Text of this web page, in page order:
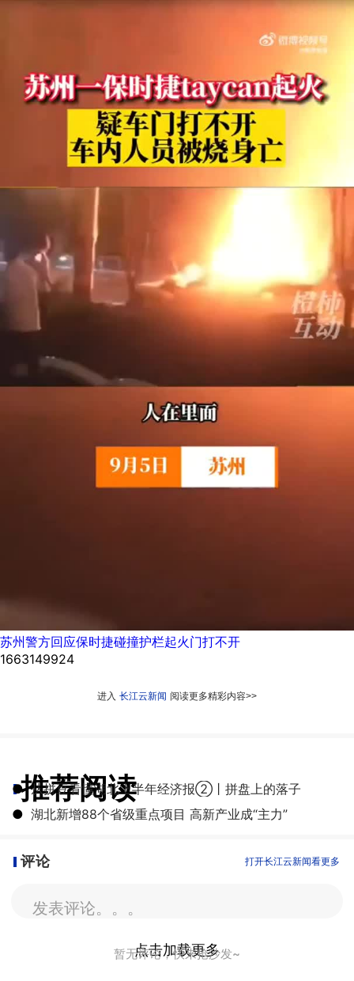
苏州警方回应保时捷碰撞护栏起火门打不开
1663149924
进入 长江云新闻 阅读更多精彩内容>>
推荐阅读
● 从拼豆看懂湖北上半年经济报②丨拼盘上的落子
● 湖北新增88个省级重点项目 高新产业成“主力”
评论 打开长江云新闻看更多
发表评论。。。
暂无评论，快来抢沙发~
点击加载更多